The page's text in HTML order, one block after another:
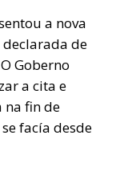
a nova
de
O Goberno
a cita e
na fin de
facía desde